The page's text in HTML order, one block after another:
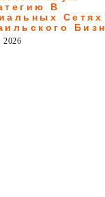
В
Сетях
2026